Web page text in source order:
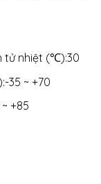
tử nhiệt (℃):30
35 ~ +70
+85